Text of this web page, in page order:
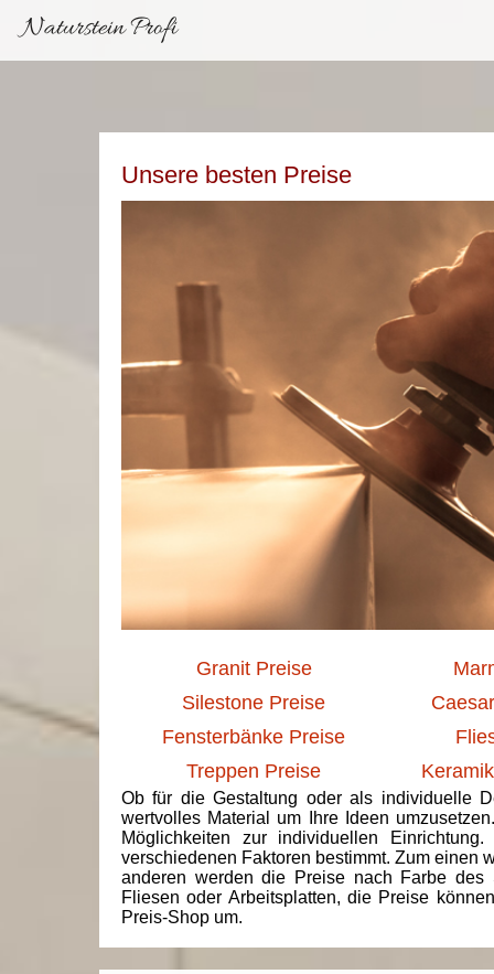
Naturstein Profi
Unsere besten Preise
Granit Preise
Silestone Preise
Fensterbänke Preise
Treppen Preise
Ob für die Gestaltung oder als individuelle
wertvolles Material um Ihre Ideen
Möglichkeiten zur individuellen
verschiedenen Faktoren bestimmt. Zum einen
anderen werden die Preise nach Farbe des
Fliesen oder Arbeitsplatten, die Preise
Preis-Shop um.